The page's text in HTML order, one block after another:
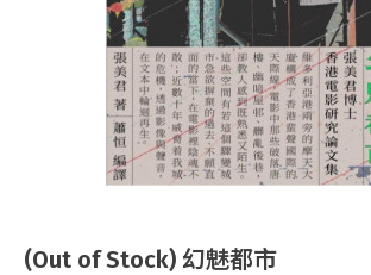
(Out of Stock) 幻魅都市